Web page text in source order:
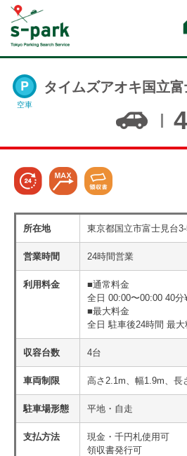
空車
タイムズアオキ国立
4
所在地 東京都国立市富士見台
営業時間 24時間営業
利用料金
■通常料金
全日 00:00〜00:00 40分
■最大料金
全日 駐車後24時間 最大
収容台数 4台
車両制限 高さ2.1m、幅1.9m、長
駐車場形態 平地・自走
支払方法
現金・千円札使用可
領収書発行可